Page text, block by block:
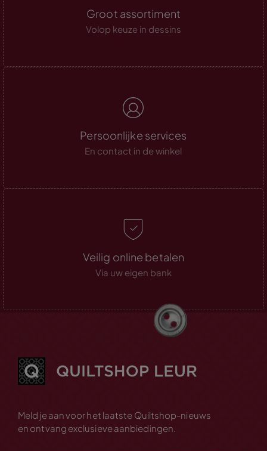
Groot assortiment
Volop keuze in dessins
Persoonlijke services
En contact in de winkel
Veilig online betalen
Via uw eigen bank
Meld je aan voor het laatste Quiltshop-nieuws
en ontvang exclusieve aanbiedingen.